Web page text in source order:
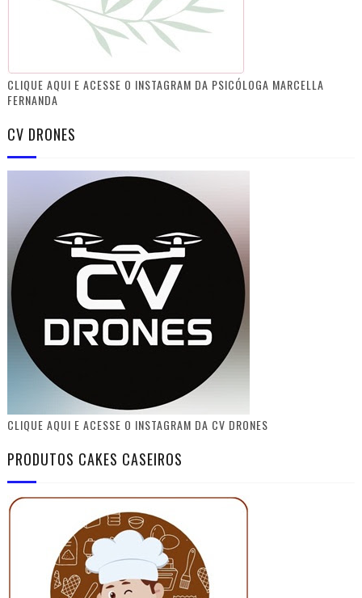
CLIQUE AQUI E ACESSE O INSTAGRAM DA PSICÓLOGA MARCELLA
FERNANDA
CV DRONES
CLIQUE AQUI E ACESSE O INSTAGRAM DA CV DRONES
PRODUTOS CAKES CASEIROS